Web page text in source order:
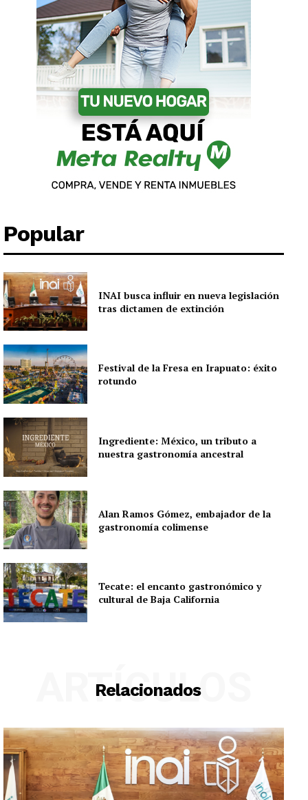
Popular
INAI busca influir en nueva legislación
tras dictamen de extinción
Festival de la Fresa en Irapuato: éxito
rotundo
Ingrediente: México, un tributo a
nuestra gastronomía ancestral
Alan Ramos Gómez, embajador de la
gastronomía colimense
Tecate: el encanto gastronómico y
cultural de Baja California
Relacionados
ARTÍCULOS